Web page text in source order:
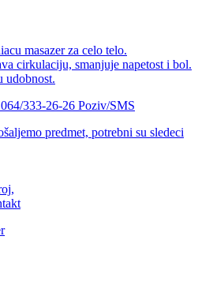
masazer za celo telo.
cirkulaciju, smanjuje napetost i bol.
udobnost.
333-26-26 Poziv/SMS
predmet, potrebni su sledeci